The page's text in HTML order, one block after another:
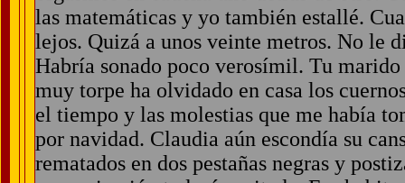
las matemáticas y yo también estallé.
lejos. Quizá a unos veinte metros. No le
Habría sonado poco verosímil. Tu
muy torpe ha olvidado en casa los
el tiempo y las molestias que me había
por navidad. Claudia aún escondía su
rematados en dos pestañas negras y